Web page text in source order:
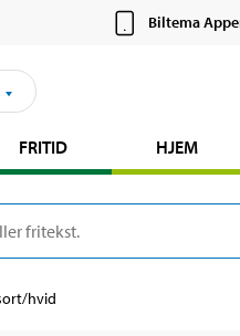
Biltema
FRITID HJEM
hvid